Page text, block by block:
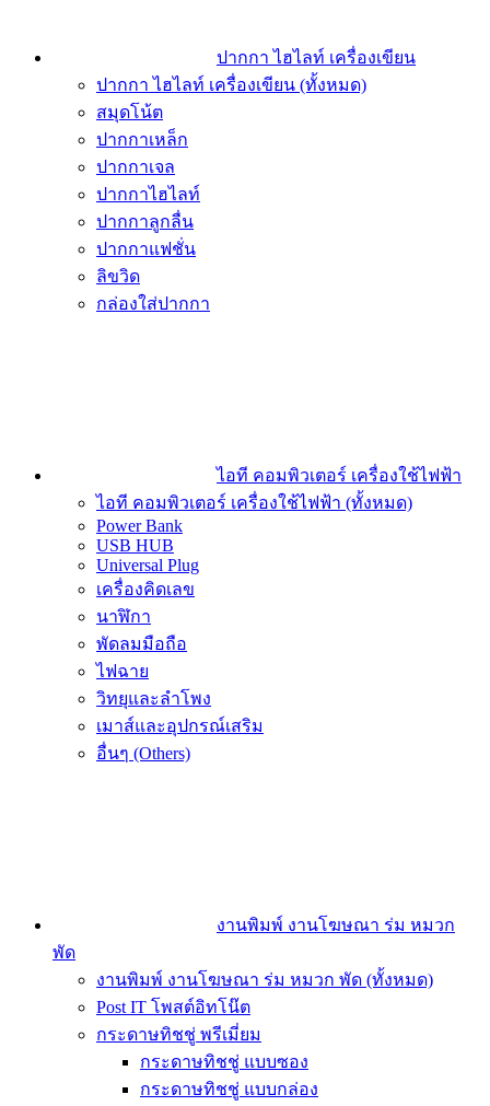
ปากกา ไฮไลท์ เครื่องเขียน
ปากกา ไฮไลท์ เครื่องเขียน (ทั้งหมด)
สมุดโน้ต
ปากกาเหล็ก
ปากกาเจล
ปากกาไฮไลท์
ปากกาลูกลื่น
ปากกาแฟชั่น
ลิขวิด
กล่องใส่ปากกา
ไอที คอมพิวเตอร์ เครื่องใช้ไฟฟ้า
ไอที คอมพิวเตอร์ เครื่องใช้ไฟฟ้า (ทั้งหมด)
Power Bank
USB HUB
Universal Plug
เครื่องคิดเลข
นาฬิกา
พัดลมมือถือ
ไฟฉาย
วิทยุและลำโพง
เมาส์และอุปกรณ์เสริม
อื่นๆ (Others)
งานพิมพ์ งานโฆษณา ร่ม หมวก
พัด
งานพิมพ์ งานโฆษณา ร่ม หมวก พัด (ทั้งหมด)
Post IT โพสต์อิทโน๊ต
กระดาษทิชชู่ พรีเมี่ยม
กระดาษทิชชู่ แบบซอง
กระดาษทิชชู่ แบบกล่อง